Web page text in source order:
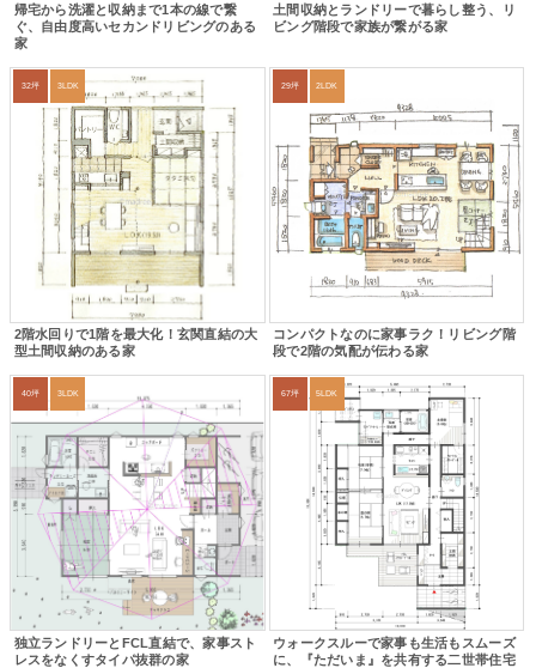
帰宅から洗濯と収納まで1本の線で繋
ぐ、自由度高いセカンドリビングのある
家
土間収納とランドリーで暮らし整う、リ
ビング階段で家族が繋がる家
32坪 3LDK
2階水回りで1階を最大化！玄関直結の大
型土間収納のある家
29坪 2LDK
コンパクトなのに家事ラク！リビング階
段で2階の気配が伝わる家
40坪 3LDK
独立ランドリーとFCL直結で、家事スト
レスをなくすタイパ抜群の家
67坪 5LDK
ウォークスルーで家事も生活もスムーズ
に、『ただいま』を共有する二世帯住宅